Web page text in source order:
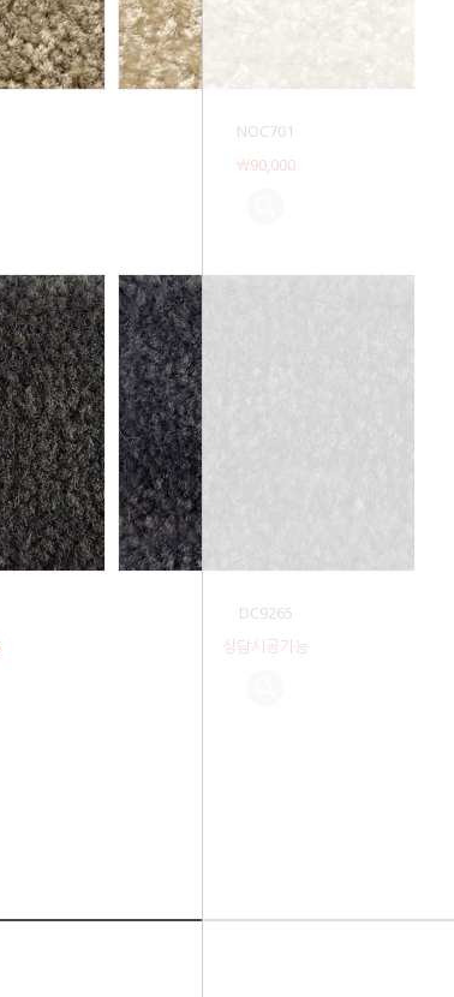
NOC701
￦90,000
DC9265
상담시공가능